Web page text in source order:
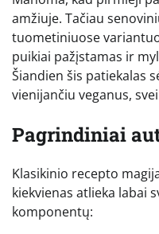
amžiuje. Tačiau
tuometiniuose
puikiai pažįstamas ir
Šiandien šis patiekalas
vienijančiu veganus,
Pagrindiniai
Klasikinio recepto
kiekvienas atlieka labai
komponentų: